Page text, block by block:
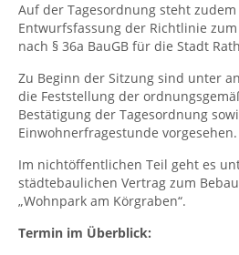
Auf der Tagesordnung steht
Entwurfsfassung der Richtlinie
nach § 36a BauGB für die Stadt
Zu Beginn der Sitzung sind unter
die Feststellung der
Bestätigung der Tagesordnung
Einwohnerfragestunde vorgesehen.
Im nichtöffentlichen Teil geht es
städtebaulichen Vertrag zum
„Wohnpark am Körgraben“.
Termin im Überblick: